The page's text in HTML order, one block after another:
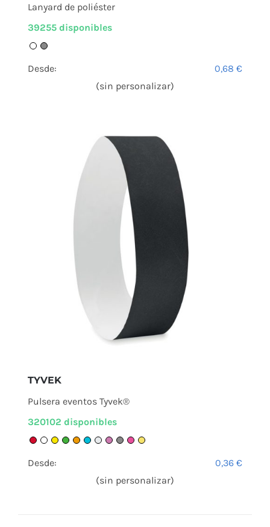
Lanyard de poliéster
39255 disponibles
Desde: 0,68€
(sin personalizar)
TYVEK
Pulsera eventos Tyvek®
320102 disponibles
Desde: 0,36€
(sin personalizar)